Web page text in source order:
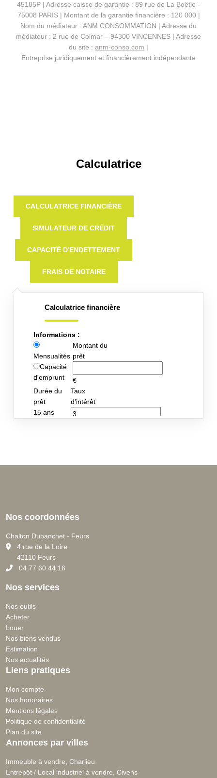
45185P | Adresse caisse de garantie : 89 rue de La Boëtie -
75008 PARIS | Montant de la garantie financière : 120 000 |
Nom du médiateur : ANM CONSOMMATION | Adresse du
médiateur : 2 rue de Colmar – 94300 VINCENNES | Adresse
du site : anm-conso.com |
Entreprise juridiquement et financièrement indépendante
Calculatrice
CALCULATRICE FINANCIÈRE
SIMULATEUR DE CRÉDIT
CAPACITÉ D'ENDETTEMENT
FRAIS DE NOTAIRE
Nos coordonnées
Chalton Dubanchet - Feurs
4 rue de la Loire
42110 Feurs
04.77.60.44.16
Nos services
Nos outils
Acheter
Louer
Nos biens vendus
Estimation
Nos actualités
Liens pratiques
Mon compte
Nos honoraires
Mentions légales
Politique de confidentialité
Plan du site
Annonces par villes
Immeuble à vendre, Charlieu
Entrepôt / Local industriel à vendre, Civens